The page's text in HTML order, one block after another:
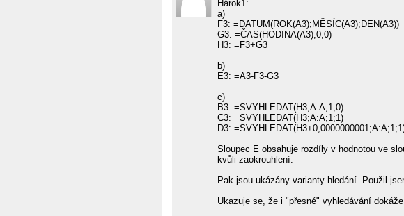
Hárok1:
a)
F3: =DATUM(ROK(A3);MĚSÍC(A3);DEN(A3))
G3: =ČAS(HODINA(A3);0;0)
H3: =F3+G3
b)
E3: =A3-F3-G3
c)
B3: =SVYHLEDAT(H3;A:A;1;0)
C3: =SVYHLEDAT(H3;A:A;1;1)
D3:
Sloupec E obsahuje rozdíly v hodnotou ve
kvůli zaokrouhlení.
Pak jsou ukázány varianty hledání. Použil
Ukazuje se, že i "přesné" vyhledávání